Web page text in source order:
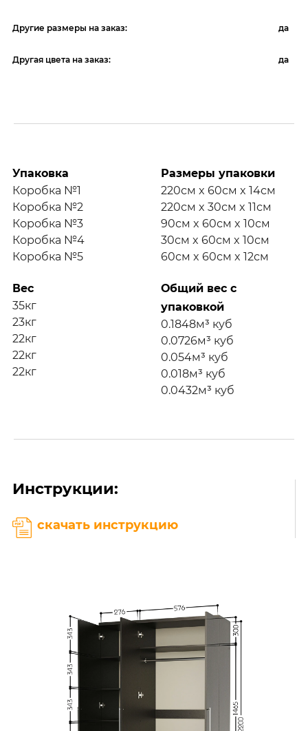
Другие размеры на заказ: да
Другая цвета на заказ: да
Упаковка
Коробка №1
Коробка №2
Коробка №3
Коробка №4
Коробка №5
Размеры упаковки
220см x 60см x 14см
220см x 30см x 11см
90см x 60см x 10см
30см x 60см x 10см
60см x 60см x 12см
Вес
35кг
23кг
22кг
22кг
22кг
Общий вес с
упаковкой
0.1848м³ куб
0.0726м³ куб
0.054м³ куб
0.018м³ куб
0.0432м³ куб
Инструкции:
скачать инструкцию